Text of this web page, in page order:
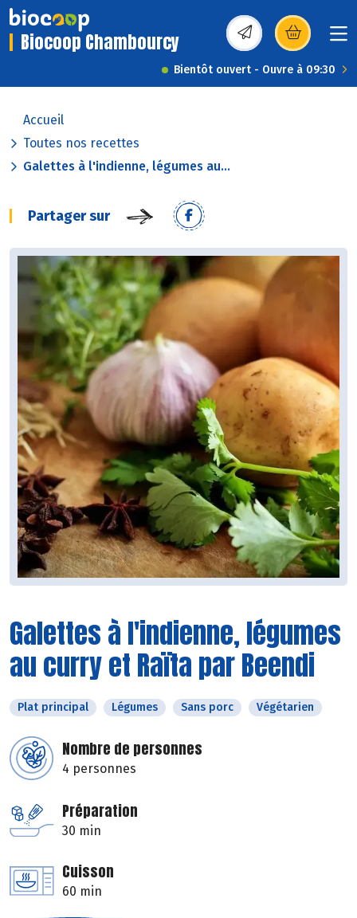
Biocoop Chambourcy (s’ouvre dans une
Bientôt ouvert - Ouvre à 09:30
Accueil
Toutes nos recettes
Galettes à l'indienne, légumes au...
Partager sur
Galettes à l'indienne, légumes
au curry et Raïta par Beendi
Plat principal Légumes Sans porc Végétarien
Nombre de personnes
4 personnes
Préparation
30 min
Cuisson
60 min